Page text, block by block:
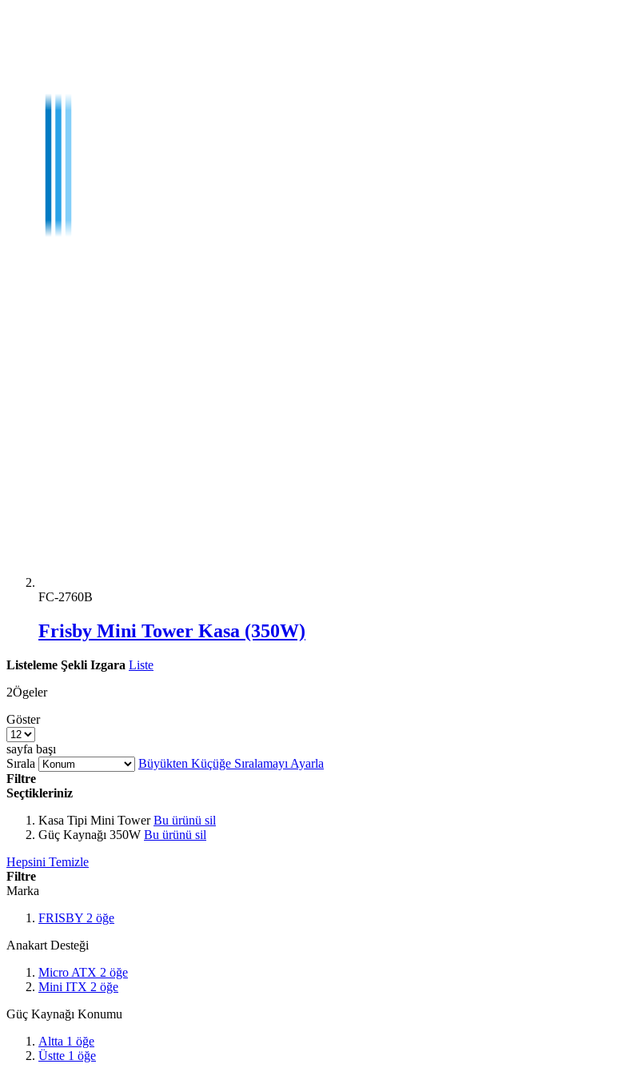
FC-2760B
Frisby Mini Tower Kasa (350W)
Listeleme Şekli Izgara Liste
2Ögeler
Göster
sayfa başı
Sırala
Büyükten Küçüğe Sıralamayı Ayarla
Filtre
Seçtikleriniz
Kasa Tipi Mini Tower Bu ürünü sil
Güç Kaynağı 350W Bu ürünü sil
Hepsini Temizle
Filtre
Marka
FRISBY 2 öğe
Anakart Desteği
Micro ATX 2 öğe
Mini ITX 2 öğe
Güç Kaynağı Konumu
Altta 1 öğe
Üstte 1 öğe